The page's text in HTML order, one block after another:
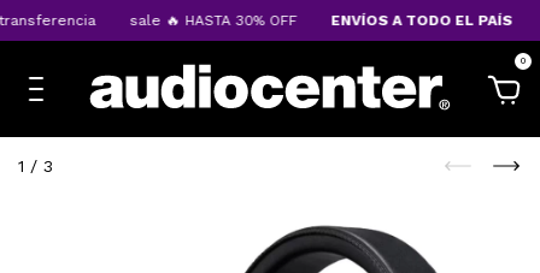
sale 🔥 HASTA 30% OFF ENVÍOS A TODO EL PAÍS
0
1 / 3